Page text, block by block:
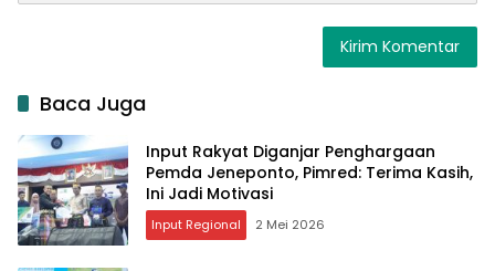
Baca Juga
Input Rakyat Diganjar Penghargaan
Pemda Jeneponto, Pimred: Terima Kasih,
Ini Jadi Motivasi
Input Regional 2 Mei 2026